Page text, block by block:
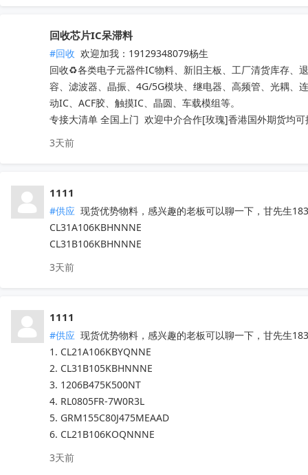
回收芯片IC呆滞料
#回收 欢迎加我：19129348079杨生
回收♻️各类电子元器件IC物料、新旧主板、工厂清货库存、
容、滤波器、晶振、4G/5G模块、继电器、高频管、光耦、
动IC、ACF胶、触摸IC、晶圆、车载模组等。
专接大清单 全国上门  欢迎中介合作[玫瑰]香港国外期货均可
3天前
1111
#供应 现货优势物料，感兴趣的老板可以聊一下，甘先生
CL31A106KBHNNNE
CL31B106KBHNNNE
3天前
1111
#供应 现货优势物料，感兴趣的老板可以聊一下，甘先生
1. CL21A106KBYQNNE
2. CL31B105KBHNNNE
3. 1206B475K500NT
4. RL0805FR-7W0R3L
5. GRM155C80J475MEAAD
6. CL21B106KOQNNNE
3天前